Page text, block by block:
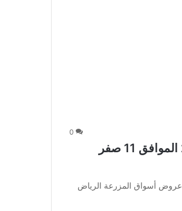
0
عروض أسواق المزرعة الرياض الأسبوعية 10 أكتوبر 2019 الموافق 11 صفر
عروض أسواق المزرعة الرياض الأسبوعية 10 أكتوبر 2019 الموافق 11 صفر 1441 عروض أسواق المزرعة الرياض